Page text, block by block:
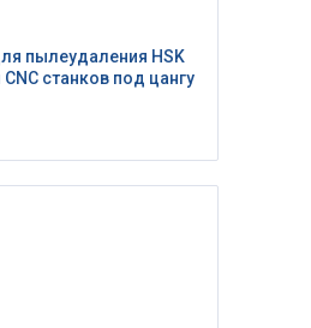
пылеудаления HSK
станков под цангу